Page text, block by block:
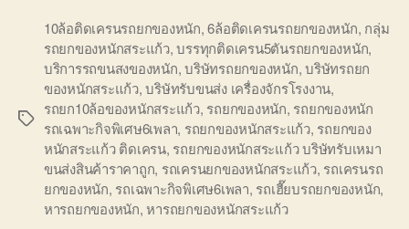
Tags
10ล้อติดเครนรถยกของหนัก,6ล้อติดเครนรถยกของหนัก, กลุ่ม
รถยกของหนักสระแก้ว,บรรทุกติดเครน5ตันรถยกของหนัก,
บริการรถขนสงของหนัก,บริษัทรถยกของหนัก,บริษัทรถยก
ของหนักสระแก้ว,บริษัทรับขนส่ง เครื่องจักรโรงงาน,
รถยก10ล้อของหนักสระแก้ว, รถยกของหนัก, รถยกของหนัก
รถเฉพาะกิจพิเศษ6เพลา, รถยกของหนักสระแก้ว, รถยกของ
หนักสระแก้ว ติดเครน, รถยกของหนักสระแก้ว บริษัทรับเหมา
ขนส่งสินค้าราคาถูก, รถเครนยกของหนักสระแก้ว, รถเครนรถ
ยกของหนัก, รถเฉพาะกิจพิเศษ6เพลา, รถเฮี๊ยบรถยกของหนัก,
หารถยกของหนัก,หารถยกของหนักสระแก้ว